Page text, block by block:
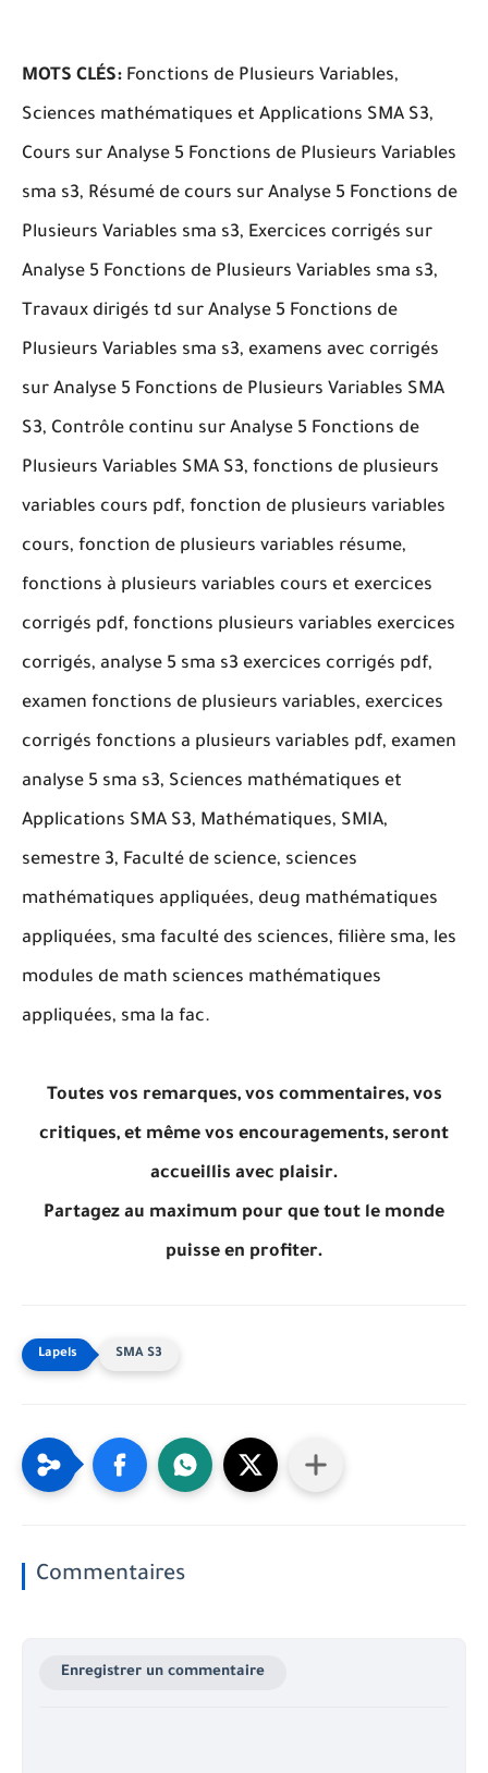
MOTS CLÉS: Fonctions de Plusieurs Variables,
Sciences mathématiques et Applications SMA S3,
Cours sur Analyse 5 Fonctions de Plusieurs Variables
sma s3, Résumé de cours sur Analyse 5 Fonctions de
Plusieurs Variables sma s3, Exercices corrigés sur
Analyse 5 Fonctions de Plusieurs Variables sma s3,
Travaux dirigés td sur Analyse 5 Fonctions de
Plusieurs Variables sma s3, examens avec corrigés
sur Analyse 5 Fonctions de Plusieurs Variables SMA
S3, Contrôle continu sur Analyse 5 Fonctions de
Plusieurs Variables SMA S3, fonctions de plusieurs
variables cours pdf, fonction de plusieurs variables
cours, fonction de plusieurs variables résume,
fonctions à plusieurs variables cours et exercices
corrigés pdf, fonctions plusieurs variables exercices
corrigés, analyse 5 sma s3 exercices corrigés pdf,
examen fonctions de plusieurs variables, exercices
corrigés fonctions a plusieurs variables pdf, examen
analyse 5 sma s3, Sciences mathématiques et
Applications SMA S3, Mathématiques, SMIA,
semestre 3, Faculté de science, sciences
mathématiques appliquées, deug mathématiques
appliquées, sma faculté des sciences, filière sma, les
modules de math sciences mathématiques
appliquées, sma la fac.
Toutes vos remarques, vos commentaires, vos
critiques, et même vos encouragements, seront
accueillis avec plaisir.
Partagez au maximum pour que tout le monde
puisse en profiter.
SMA S3
Commentaires
Enregistrer un commentaire